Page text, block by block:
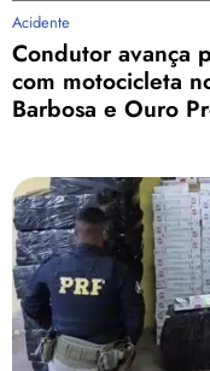
Acidente
Condutor avança
com motocicleta
Barbosa e Ouro